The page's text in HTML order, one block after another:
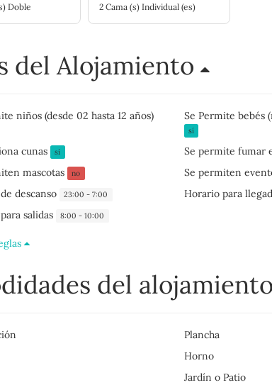
Doble 2 Cama (s) Individual (es)
del Alojamiento
niños (desde 02 hasta 12 años) Se Permite bebés
sí
cunas sí Se permite fumar
mascotas no Se permiten
descanso 23:00 - 7:00 Horario para
salidas 8:00 - 10:00
del alojamiento
Plancha
Horno
Jardín o Patio